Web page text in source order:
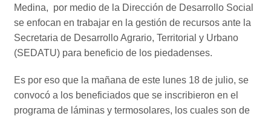
Medina, por medio de la Dirección de Desarrollo Social
se enfocan en trabajar en la gestión de recursos ante la
Secretaria de Desarrollo Agrario, Territorial y Urbano
(SEDATU) para beneficio de los piedadenses.
Es por eso que la mañana de este lunes 18 de julio, se
convocó a los beneficiados que se inscribieron en el
programa de láminas y termosolares, los cuales son de